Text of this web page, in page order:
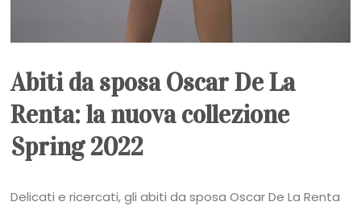
Abiti da sposa Oscar De La
Renta: la nuova collezione
Spring 2022
Delicati e ricercati, gli abiti da sposa Oscar De La Renta